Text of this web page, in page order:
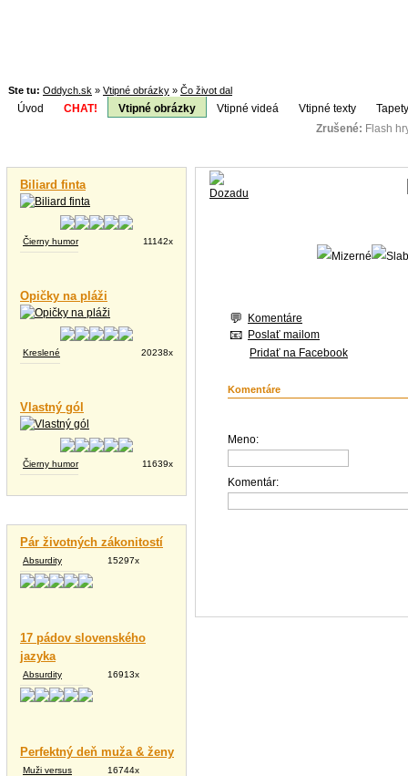
Ste tu: Oddych.sk » Vtipné obrázky » Čo život dal
Úvod CHAT! Vtipné obrázky Vtipné videá Vtipné texty
Zrušené: Flash
Biliard finta
Čierny humor 11142x
Opičky na pláži
Kreslené 20238x
Vlastný gól
Čierny humor 11639x
Pár životných zákonitostí
Absurdity 15297x
17 pádov slovenského
jazyka
Absurdity 16913x
Perfektný deň muža & ženy
Muži versus
16744x
Komentáre
Poslať mailom
Pridať na Facebook
Komentáre
Meno:
Komentár: